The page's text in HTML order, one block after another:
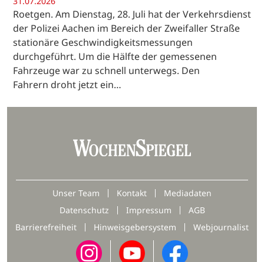
Roetgen. Am Dienstag, 28. Juli hat der Verkehrsdienst
der Polizei Aachen im Bereich der Zweifaller Straße
stationäre Geschwindigkeitsmessungen
durchgeführt. Um die Hälfte der gemessenen
Fahrzeuge war zu schnell unterwegs. Den
Fahrern droht jetzt ein…
Unser Team Kontakt
Mediadaten
Datenschutz
Impressum
AGB
Barrierefreiheit
Hinweisgebersystem Webjournalist